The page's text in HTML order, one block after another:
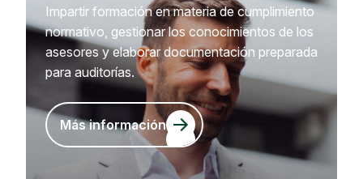
Impartir formación en materia de cumplimiento
normativo, gestionar los conocimientos de los
asesores y elaborar documentación preparada
para auditorías.
Más información